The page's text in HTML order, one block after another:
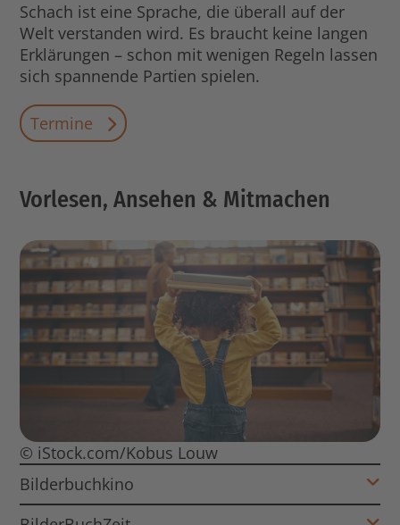
Schach ist eine Sprache, die überall auf der
Welt verstanden wird. Es braucht keine langen
Erklärungen – schon mit wenigen Regeln lassen
sich spannende Partien spielen.
Termine
Vorlesen, Ansehen & Mitmachen
© iStock.com/Kobus Louw
Bilderbuchkino